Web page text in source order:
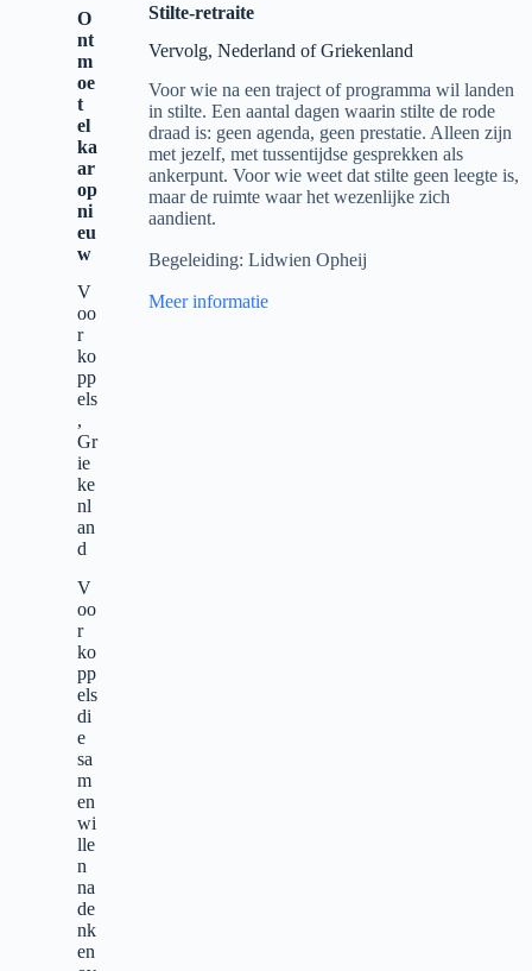
O
nt
m
oe
t
el
ka
ar
op
ni
eu
w
V
oo
r
ko
pp
els
,
Gr
ie
ke
nl
an
d
V
oo
r
ko
pp
els
di
e
sa
m
en
wi
lle
n
na
de
nk
en
Stilte-retraite
Vervolg, Nederland of Griekenland
Voor wie na een traject of programma wil landen
in stilte. Een aantal dagen waarin stilte de rode
draad is: geen agenda, geen prestatie. Alleen zijn
met jezelf, met tussentijdse gesprekken als
ankerpunt. Voor wie weet dat stilte geen leegte is,
maar de ruimte waar het wezenlijke zich
aandient.
Begeleiding: Lidwien Opheij
Meer informatie